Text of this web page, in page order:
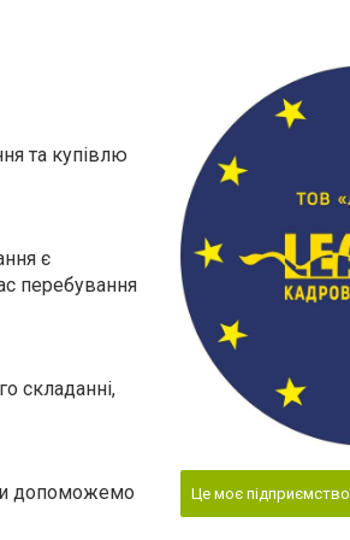
та купівлю
є
перебування
складанні,
допоможемо
Це моє підприємство